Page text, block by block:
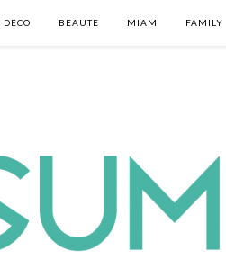
DECO BEAUTE MIAM FAMILY